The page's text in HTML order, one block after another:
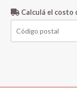
Calculá el costo